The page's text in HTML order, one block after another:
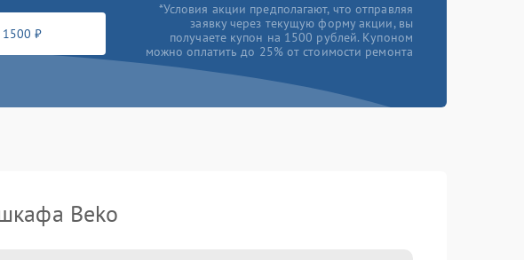
1500 ₽
*Условия акции предполагают, что отправляя
заявку через текущую форму акции, вы
получаете купон на 1500 рублей. Купоном
можно оплатить до 25% от стоимости ремонта
Beko